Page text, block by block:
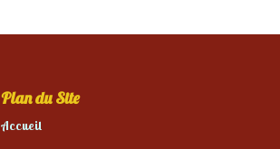
Plan du Site
Accueil